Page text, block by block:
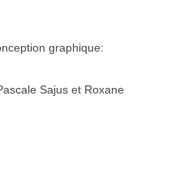
graphique:
Sajus et Roxane